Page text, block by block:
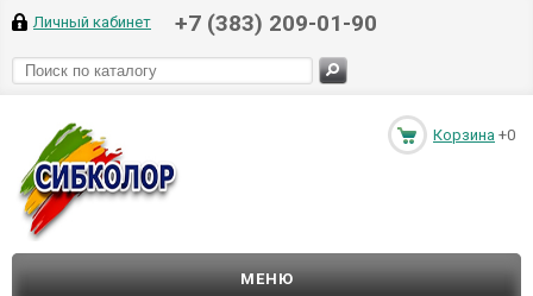
Личный кабинет +7 (383) 209-01-90
Корзина +0
МЕНЮ